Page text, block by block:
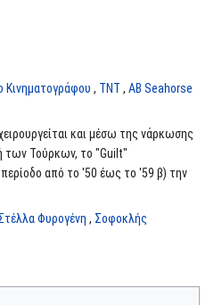
Κινηματογράφου , TNT , AB Seahorse
και μέσω της νάρκωσης
των Τούρκων, το "Guilt"
περίοδο από το '50 έως το '59 β) την
Φυρογένη , Σοφοκλής